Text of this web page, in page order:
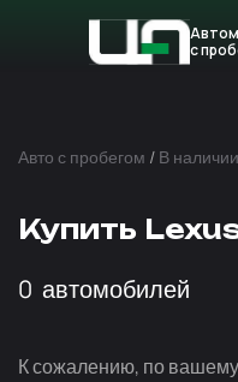
с
Авто с пробегом / В наличии
Купить
0 автомобилей
К сожалению, по